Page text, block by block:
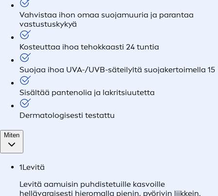
Vahvistaa ihon omaa suojamuuria ja parantaa
vastustuskykyä
Kosteuttaa ihoa tehokkaasti 24 tuntia
Suojaa ihoa UVA-/UVB-säteilyltä suojakertoimella 15
Sisältää pantenolia ja lakritsiuutetta
Dermatologisesti testattu
Miten
1Levitä
Levitä aamuisin puhdistetuille kasvoille
hellävaraisesti hieromalla pienin, pyörivin liikkein.